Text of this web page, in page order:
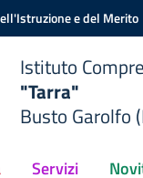
e del Merito
Istituto
"Tarra"
Busto Garolfo
Servizi